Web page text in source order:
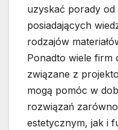
uzyskać porady
posiadających
rodzajów
Ponadto wiele firm
związane z
mogą pomóc w
rozwiązań
estetycznym, jak i